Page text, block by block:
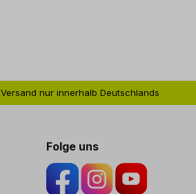
Versand nur innerhalb Deutschlands
Folge uns